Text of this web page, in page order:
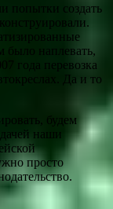
попытки создать
было наплевать,
года перевозка
Да и то
будем
наши
просто